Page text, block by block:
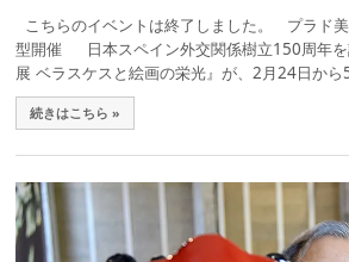
こちらのイベントは終了しました。 プラド
型開催 日本スペイン外交関係樹立150周年を
展 ベラスケスと絵画の栄光』が、2月24日か
続きはこちら »